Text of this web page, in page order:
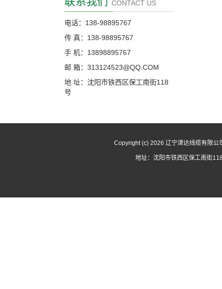
CONTACT US
电话：138-98895767
传 真：138-98895767
手 机：13898895767
邮 箱：313124523@QQ.COM
地 址：沈阳市铁西区保工南街118
号
Copyright (c) 2026 辽宁津达线缆有限公
地址：沈阳市铁西区保工南街